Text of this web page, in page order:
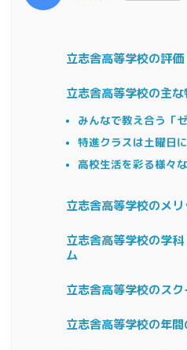
立志舎高等学校の評
立志舎高等学校の主
みんなで教え合う「
特進クラスは土曜日
高校生活を彩る様々
立志舎高等学校のメ
立志舎高等学校の学
ム
立志舎高等学校のス
立志舎高等学校の年